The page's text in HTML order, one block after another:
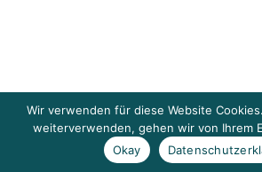
Wir verwenden für diese Website
weiterverwenden, gehen wir von Ihrem
Okay